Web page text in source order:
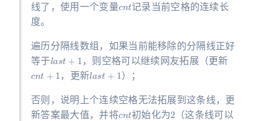
线了，使用一个变量
记录当前空格的连续长
度。
遍历分隔线数组，如果当前能移除的分隔线正好
等于
la st+1
，则空格可以继续网友拓展（更新
cn t+1
，更新
ast+1
）；
否则，说明上个连续空格无法拓展到这条线，更
新答案最大值，并将
cnt
初始化为
2
（这条线可以